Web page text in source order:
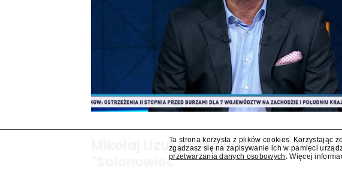
Mikołaj Lizut poprowadzi w TVP
"Salonowiec"
Ta strona korzysta z plików cookies. Korzystając
zgadzasz się na zapisywanie ich w pamięci
przetwarzania danych osobowych . Więcej